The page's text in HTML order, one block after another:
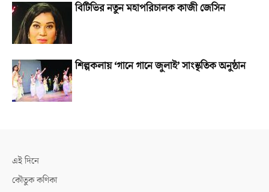
বিটিভির নতুন মহাপরিচালক কাজী জেসিন
শিল্পকলায় ‘গানে গানে জুলাই’ সাংস্কৃতিক অনুষ্ঠান
এই দিনে
কৌতুক কণিকা